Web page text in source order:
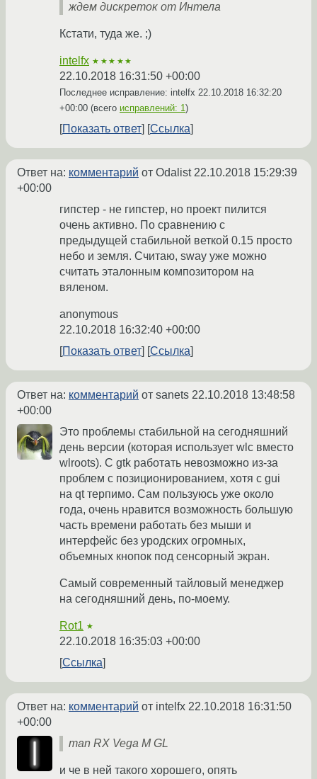
ждем дискреток от Интела
Кстати, туда же. ;)
intelfx ★★★★★
22.10.2018 16:31:50 +00:00
Последнее исправление: intelfx 22.10.2018 16:32:20
+00:00 (всего исправлений: 1)
Показать ответ Ссылка
Ответ на: комментарий от Odalist22.10.2018 15:29:39
+00:00
гипстер - не гипстер, но проект пилится
очень активно. По сравнению с
предыдущей стабильной веткой 0.15 просто
небо и земля. Считаю, sway уже можно
считать эталонным композитором на
вяленом.
anonymous
22.10.2018 16:32:40 +00:00
Показать ответ
Ссылка
Ответ на: комментарий от sanets 22.10.2018 13:48:58
+00:00
Это проблемы стабильной на сегодняшний
день версии (которая использует wlc вместо
wlroots). C gtk работать невозможно из-за
проблем с позиционированием, хотя с gui
на qt терпимо. Сам пользуюсь уже около
года, очень нравится возможность большую
часть времени работать без мыши и
интерфейс без уродских огромных,
объемных кнопок под сенсорный экран.
Самый современный тайловый менеджер
на сегодняшний день, по-моему.
Rot1 ★
22.10.2018 16:35:03 +00:00
Ссылка
Ответ на: комментарий от intelfx 22.10.2018 16:31:50
+00:00
man RX Vega M GL
и че в ней такого хорошего, опять